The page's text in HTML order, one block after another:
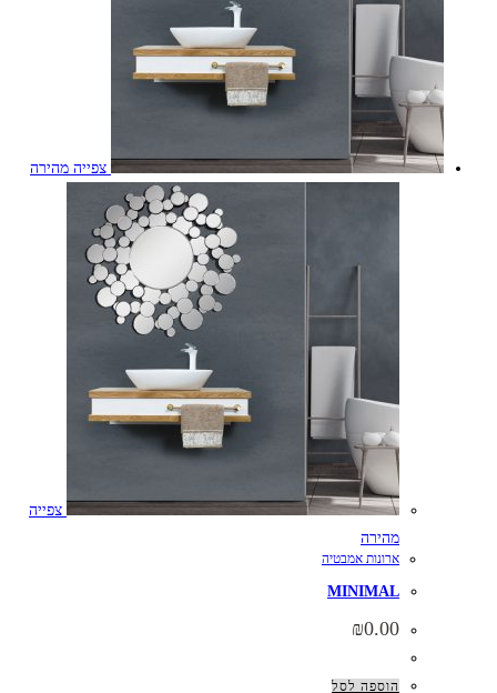
צפייה מהירה
צפייה
מהירה
ארונות אמבטיה
MINIMAL
₪0.00
הוספה לסל